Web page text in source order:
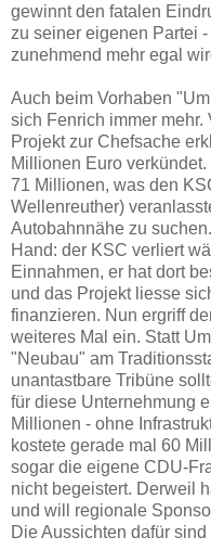
gewinnt den fatalen
zu seiner eigenen Partei
zunehmend mehr egal
Auch beim Vorhaben
sich Fenrich immer
Projekt zur Chefsache
Millionen Euro
71 Millionen, was den
Wellenreuther)
Autobahnnähe zu
Hand: der KSC verliert
Einnahmen, er hat dort
und das Projekt liesse
finanzieren. Nun ergriff
weiteres Mal ein. Statt
"Neubau" am
unantastbare Tribüne
für diese Unternehmung
Millionen - ohne
kostete gerade mal 60
sogar die eigene CDU-
nicht begeistert. Derweil
und will regionale
Die Aussichten dafür sind